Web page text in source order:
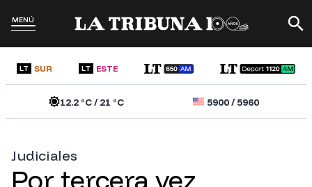
MENÚ
LT SUR LT ESTE
12.2 °C /21 °C 5900/5960
Judiciales
Por tercera vez